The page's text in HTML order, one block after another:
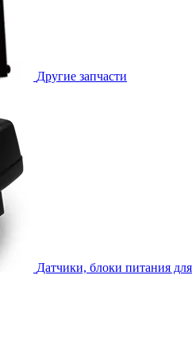
Другие запчасти
Датчики, блоки питания